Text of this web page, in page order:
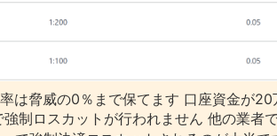
は脅威の0％まで保てます 口座資金が
制ロスカットが行われません 他の業者